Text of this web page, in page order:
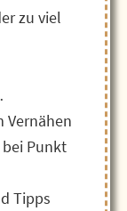
zu viel
Vernähen
Punkt
Tipps